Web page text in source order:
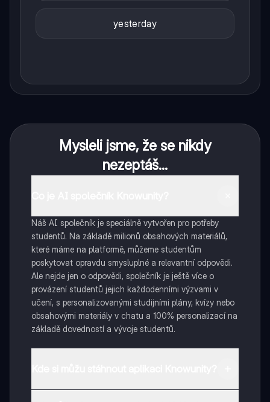
yesterday
Mysleli jsme, že se nikdy
nezeptáš...
Náš AI společník je speciálně vytvořen pro potřeby
studentů. Na základě milionů obsahových materiálů,
které máme na platformě, můžeme studentům
poskytovat opravdu smysluplné a relevantní odpovědi.
Ale nejde jen o odpovědi, společník je ještě více o
provázení studentů jejich každodenními výzvami v
učení, s personalizovanými studijními plány, kvízy nebo
obsahovými materiály v chatu a 100% personalizací na
základě dovedností a vývoje studentů.